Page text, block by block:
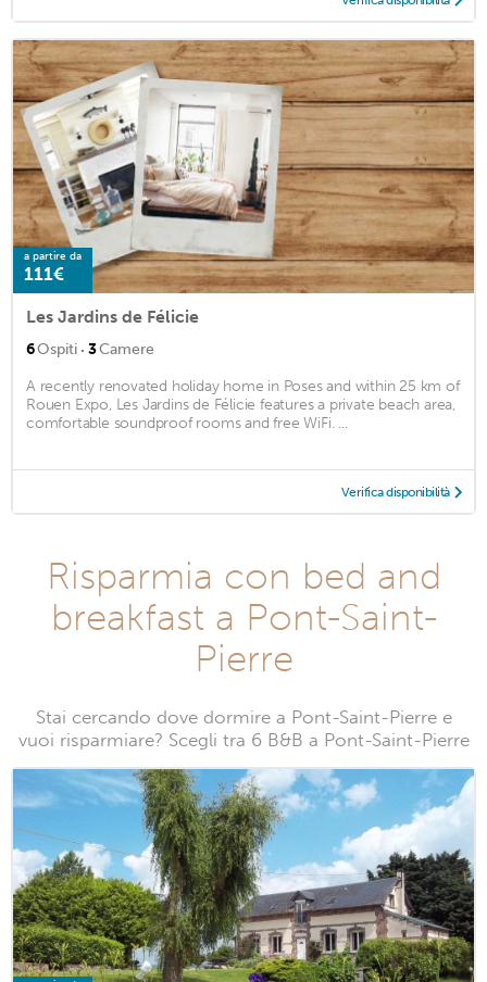
a partire da
111€
Les Jardins de Félicie
6Ospiti · 3Camere
A recently renovated holiday home in Poses and within 25 km of
Rouen Expo, Les Jardins de Félicie features a private beach area,
comfortable soundproof rooms and free WiFi. ...
Verifica disponibilità
Risparmia con bed and
breakfast a Pont-Saint-
Pierre
Stai cercando dove dormire a Pont-Saint-Pierre e
vuoi risparmiare? Scegli tra 6 B&B a Pont-Saint-Pierre